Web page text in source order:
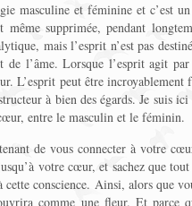
masculine et féminine et c’est
supprimée, pendant
mais l’esprit n’est pas
de l’âme. Lorsque l’esprit agit
L’esprit peut être
à bien des égards. Je suis
entre le masculin et le féminin.
de vous connecter à votre
votre cœur, et sachez que
cette conscience. Ainsi, alors que
comme une fleur. Et parce